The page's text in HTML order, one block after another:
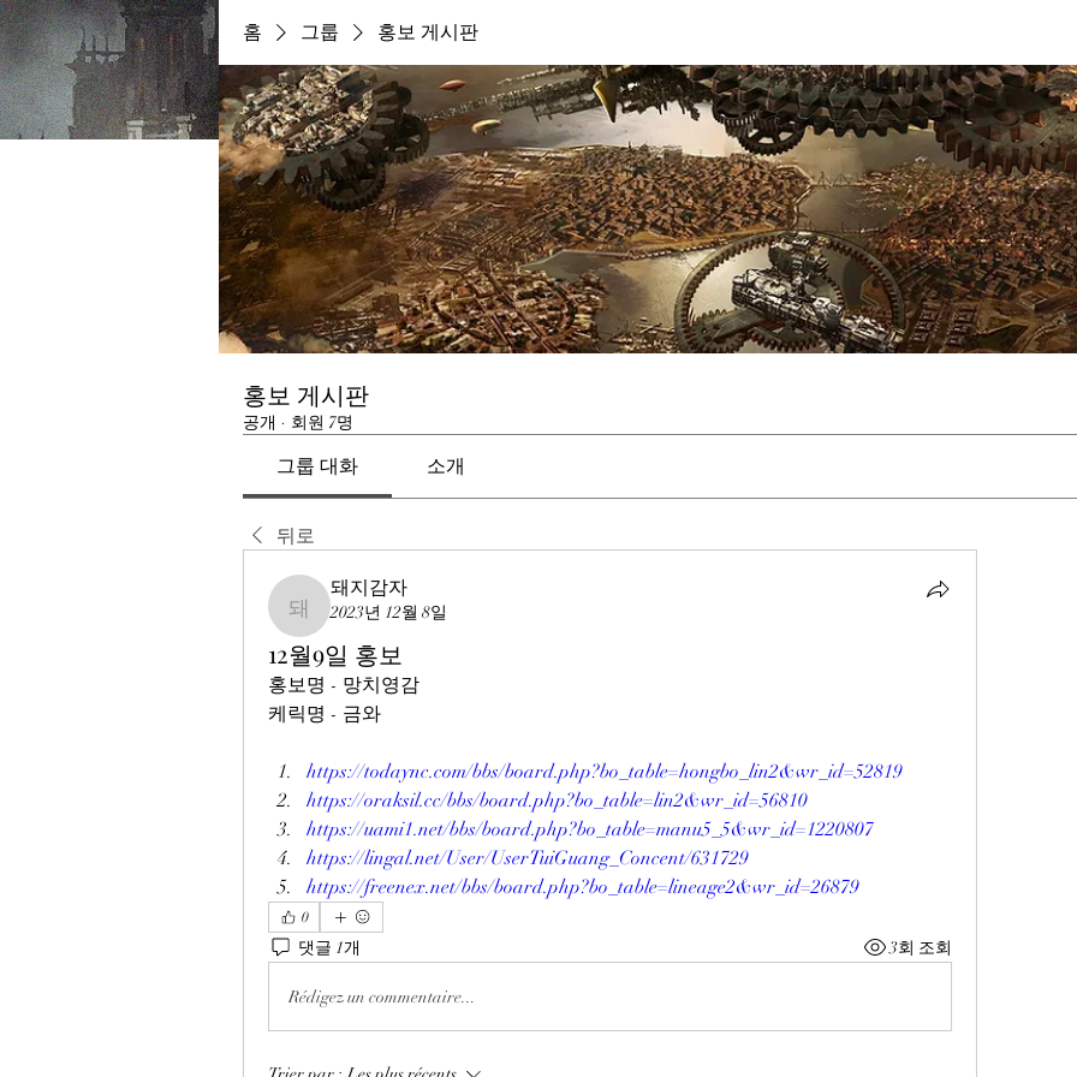
홈 그룹 홍보 게시판
홍보 게시판
공개 · 회원 7명
그룹 대화 소개
뒤로
돼지감자
돼지감자
2023년 12월 8일
12월9일 홍보
홍보명 - 망치영감
케릭명 - 금와
https://todaync.com/bbs/board.php?bo_table=hongbo_lin2&wr_id=52819
https://oraksil.cc/bbs/board.php?bo_table=lin2&wr_id=56810
https://uami1.net/bbs/board.php?bo_table=manu5_5&wr_id=1220807
https://lingal.net/User/UserTuiGuang_Concent/631729
https://freenex.net/bbs/board.php?bo_table=lineage2&wr_id=26879
0
댓글 1개 3회 조회
Rédigez un commentaire...